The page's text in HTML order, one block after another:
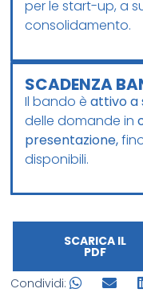
per le start-up, a
consolidamento.
SCADENZA
Il bando èattivo a
delle domande in
presentazione,
disponibili.
SCARICA IL
PDF
Condividi: